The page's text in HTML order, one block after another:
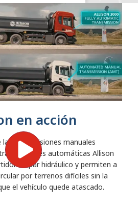
en acción
las transmisiones manuales
automáticas Allison
de par hidráulico y permiten a
por terrenos difíciles sin la
el vehículo quede atascado.